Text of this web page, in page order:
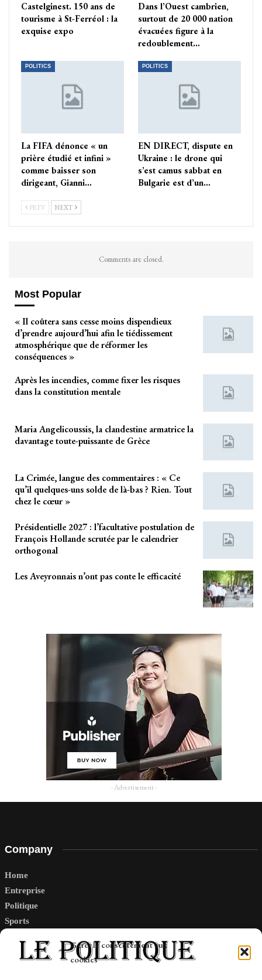
Gérer le consentement aux
cookies
Castelginest. 150 ans de
tourisme à St-Ferréol : la
exquise expo
Dans l’Ouest cambrien,
surtout de 20 000 nation
évacuées figure à la
redoublement…
POLITICS
La FIFA dénonce « un
prière étudié et infini »
comme baisser son
dirigeant, Gianni…
POLITICS
EN DIRECT, dispute en
Ukraine : le drone qui
s’est camus sabbat en
Bulgarie est d’un…
PREV NEXT
Comments are closed.
Most Popular
« Il coûtera sans cesse moins dispendieux
d’prendre aujourd’hui afin le tiédissement
atmosphérique que de réformer les
conséquences »
Après les incendies, comme fixer les risques
dans la constitution mentale
Maria Angelicoussis, la clandestine armatrice la
davantage toute-puissante de Grèce
La Crimée, langue des commentaires : « Ce
qu’il quelques-uns solde de là-bas ? Rien. Tout
chez le cœur »
Présidentielle 2027 : l’facultative postulation de
François Hollande scrutée par le calendrier
orthogonal
Les Aveyronnais n’ont pas conte le efficacité
- Advertisement -
Company
Home
Entreprise
Politique
Sports